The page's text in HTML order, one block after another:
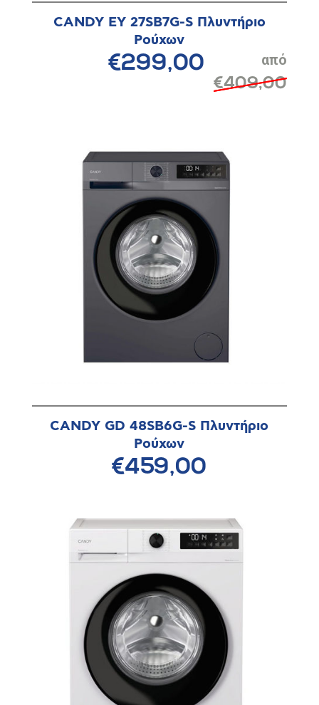
CANDY EY 27SB7G-S Πλυντήριο
Ρούχων
€299,00
€409,00
CANDY GD 48SB6G-S Πλυντήριο
Ρούχων
€459,00